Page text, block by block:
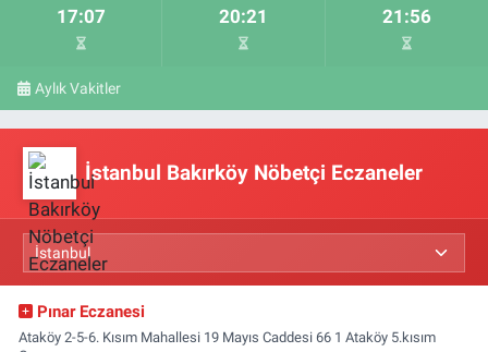
17:07 20:21 21:56
Aylık Vakitler
İstanbul Bakırköy Nöbetçi Eczaneler
Pınar Eczanesi
Ataköy 2-5-6. Kısım Mahallesi 19 Mayıs Caddesi 66 1 Ataköy 5.kısım